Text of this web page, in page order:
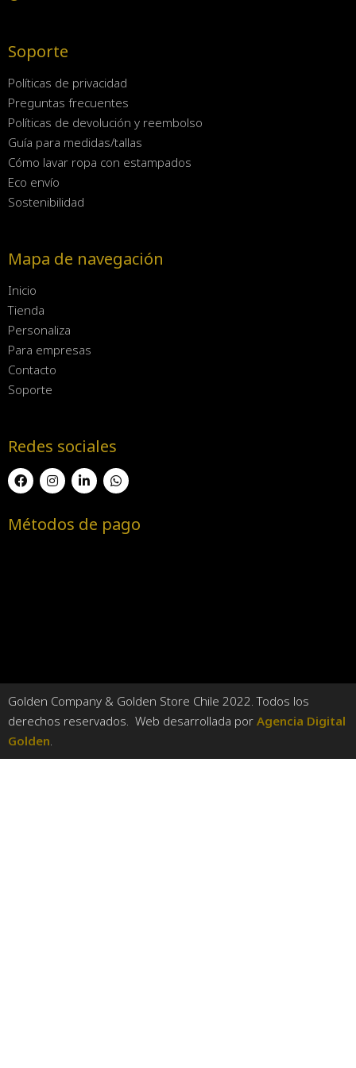
Soporte
Políticas de privacidad
Preguntas frecuentes
Políticas de devolución y reembolso
Guía para medidas/tallas
Cómo lavar ropa con estampados
Eco envío
Sostenibilidad
Mapa de navegación
Inicio
Tienda
Personaliza
Para empresas
Contacto
Soporte
Redes sociales
Métodos de pago
Golden Company & Golden Store Chile 2022. Todos los
derechos reservados. Web desarrollada por Agencia Digital
Golden